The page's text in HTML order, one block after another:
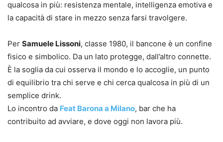
qualcosa in più: resistenza mentale, intelligenza emotiva e
la capacità di stare in mezzo senza farsi travolgere.
Per Samuele Lissoni, classe 1980, il bancone è un confine
fisico e simbolico. Da un lato protegge, dall’altro connette.
È la soglia da cui osserva il mondo e lo accoglie, un punto
di equilibrio tra chi serve e chi cerca qualcosa in più di un
semplice drink.
Lo incontro da Feat Barona a Milano, bar che ha
contribuito ad avviare, e dove oggi non lavora più.